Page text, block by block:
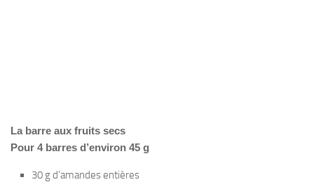
La barre aux fruits secs
Pour 4 barres d’environ 45 g
30 g d’amandes entières